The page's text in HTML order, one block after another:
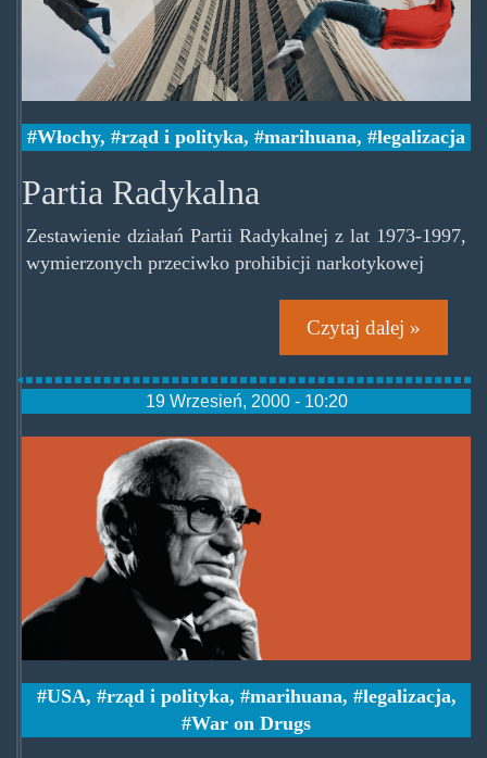
Włochy, rząd i polityka, marihuana, legalizacja
Partia Radykalna
Zestawienie działań Partii Radykalnej z lat 1973-1997,
wymierzonych przeciwko prohibicji narkotykowej
Czytaj dalej »
19 Wrzesień, 2000 - 10:20
milton_friedman.png
USA, rząd i polityka, marihuana, legalizacja,
War on Drugs